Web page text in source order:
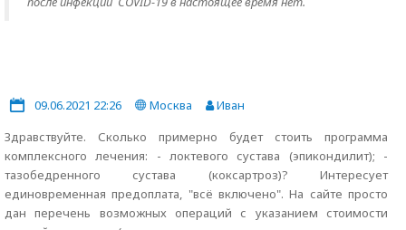
09.06.2021 22:26 Москва
Иван
Здравствуйте. Сколько примерно будет стоить программа
комплексного лечения: - локтевого сустава (эпикондилит); -
тазобедренного сустава (коксартроз)? Интересует
единовременная предоплата, "всё включено". На сайте просто
дан перечень возможных операций с указанием стоимости